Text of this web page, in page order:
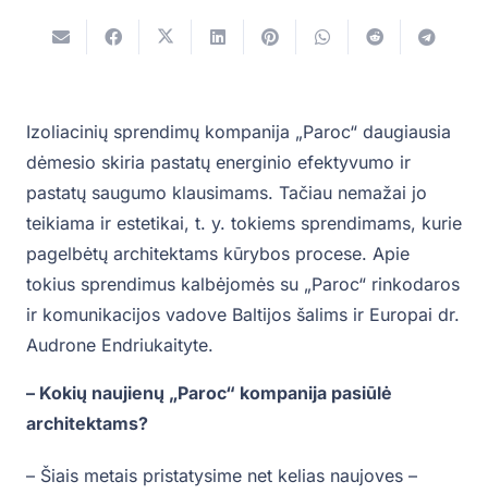
Izoliacinių sprendimų kompanija „Paroc“ daugiausia
dėmesio skiria pastatų energinio efektyvumo ir
pastatų saugumo klausimams. Tačiau nemažai jo
teikiama ir estetikai, t. y. tokiems sprendimams, kurie
pagelbėtų architektams kūrybos procese. Apie
tokius sprendimus kalbėjomės su „Paroc“ rinkodaros
ir komunikacijos vadove Baltijos šalims ir Europai dr.
Audrone Endriukaityte.
– Kokių naujienų „Paroc“ kompanija pasiūlė
architektams?
– Šiais metais pristatysime net kelias naujoves –